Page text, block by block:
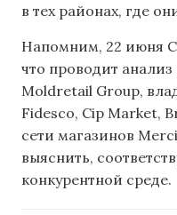
в тех районах, где
Напомним, 22 июня
что проводит
Moldretail Group,
Fidesco, Cip Market,
сети магазинов
выяснить,
конкурентной среде.